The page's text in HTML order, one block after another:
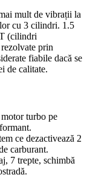
mult de vibrații la
cu 3 cilindri. 1.5
(cilindri
prin
fiabile dacă se
de calitate.
turbo pe
ce dezactivează 2
carburant.
7 trepte, schimbă